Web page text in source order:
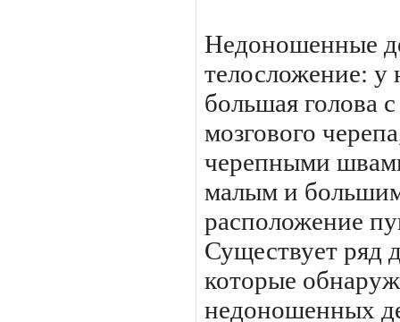
Недоношенные
телосло­жение: у
большая голова
мозгового
черепны­ми
малым и
расположение
Существует ряд
которые
недоношенных